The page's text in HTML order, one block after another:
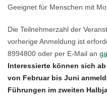
Geeignet für Menschen mit
Die Teilnehmerzahl der
vorherige Anmeldung ist
8994800 oder per E-Mail an
Interessierte können sich
von Februar bis Juni
Führungen im zweiten